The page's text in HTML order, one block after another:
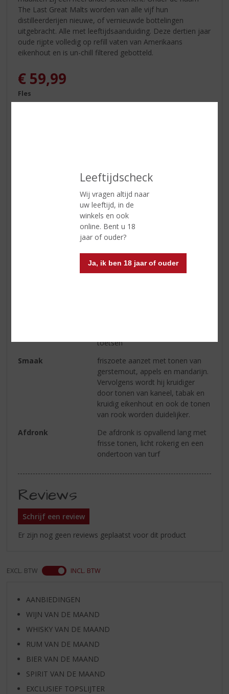
Leeftijdscheck
Wij vragen altijd naar
uw leeftijd, in de
winkels en ook
online. Bent u 18
jaar of ouder?
Ja, ik ben 18 jaar of ouder
The Last Great Malts worden van alle vijf hun
distilleerderijen nieuwe, of vernieuwde bottelingen
uitgebracht. Alle met leeftijdsaanduiding. Deze dertien jaar
oude rijpte volledig op refill vaten van Amerikaans
eikenhout en is un-chill filtered gebotteld.
€ 59,99
Fles
ETIKETINFORMATIE
Land van Herkomst
Schotland
Speyside
70 CL
Single Malt
toetsen
Smaak
friszoete aanzet met tonen van
gerstemout, appels en mandarijn.
Vervolgens wordt hij kruidiger
door tonen van kaneel, tabak en
kruidig eikenhout en ook de tonen
van rook worden duidelijker.
Afdronk
De afdronk is opvallend lang met
frisse tonen, licht rokerig en een
ondertoon van turf
Reviews
Schrijf een review
Er zijn nog geen reviews geplaatst voor dit product
EXCL. BTW INCL. BTW
AANBIEDINGEN
WIJN VAN DE MAAND
WHISKY VAN DE MAAND
RUM VAN DE MAAND
BIER VAN DE MAAND
SPIRIT VAN DE MAAND
EXCLUSIEF TOPSLIJTER